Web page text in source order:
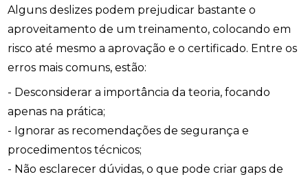
Alguns deslizes podem prejudicar bastante o
aproveitamento de um treinamento, colocando em
risco até mesmo a aprovação e o certificado. Entre os
erros mais comuns, estão:
- Desconsiderar a importância da teoria, focando
apenas na prática;
- Ignorar as recomendações de segurança e
procedimentos técnicos;
- Não esclarecer dúvidas, o que pode criar gaps de